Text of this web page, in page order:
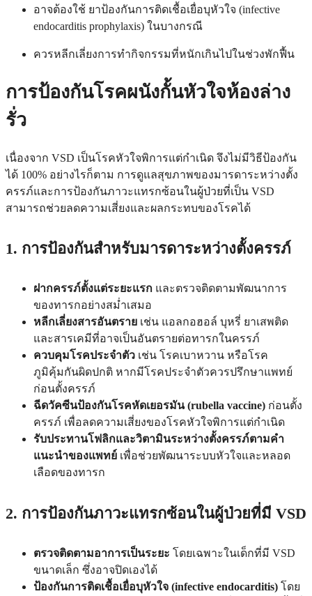
อาจต้องใช้ ยาป้องกันการติดเชื้อเยื่อบุหัวใจ (infective
endocarditis prophylaxis) ในบางกรณี
ควรหลีกเลี่ยงการทำกิจกรรมที่หนักเกินไปในช่วงพักฟื้น
การป้องกันโรคผนังกั้นหัวใจห้องล่าง
รั่ว
เนื่องจาก VSD เป็นโรคหัวใจพิการแต่กำเนิด จึงไม่มีวิธีป้องกัน
ได้ 100% อย่างไรก็ตาม การดูแลสุขภาพของมารดาระหว่างตั้ง
ครรภ์และการป้องกันภาวะแทรกซ้อนในผู้ป่วยที่เป็น VSD
สามารถช่วยลดความเสี่ยงและผลกระทบของโรคได้
1. การป้องกันสำหรับมารดาระหว่างตั้งครรภ์
ฝากครรภ์ตั้งแต่ระยะแรก และตรวจติดตามพัฒนาการ
ของทารกอย่างสม่ำเสมอ
หลีกเลี่ยงสารอันตราย เช่น แอลกอฮอล์ บุหรี่ ยาเสพติด
และสารเคมีที่อาจเป็นอันตรายต่อทารกในครรภ์
ควบคุมโรคประจำตัว เช่น โรคเบาหวาน หรือโรค
ภูมิคุ้มกันผิดปกติ หากมีโรคประจำตัวควรปรึกษาแพทย์
ก่อนตั้งครรภ์
ฉีดวัคซีนป้องกันโรคหัดเยอรมัน (rubella vaccine) ก่อนตั้ง
ครรภ์ เพื่อลดความเสี่ยงของโรคหัวใจพิการแต่กำเนิด
รับประทานโฟลิกและวิตามินระหว่างตั้งครรภ์ตามคำ
แนะนำของแพทย์ เพื่อช่วยพัฒนาระบบหัวใจและหลอด
เลือดของทารก
2. การป้องกันภาวะแทรกซ้อนในผู้ป่วยที่มี VSD
ตรวจติดตามอาการเป็นระยะ โดยเฉพาะในเด็กที่มี VSD
ขนาดเล็ก ซึ่งอาจปิดเองได้
ป้องกันการติดเชื้อเยื่อบุหัวใจ (infective endocarditis) โดย